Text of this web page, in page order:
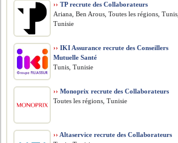
›› TP recrute des Collaborateurs
Ariana, Ben Arous, Toutes les régions, Tunis,
Tunisie
›› IKI Assurance recrute des Conseillers
Mutuelle Santé
Tunis, Tunisie
›› Monoprix recrute des Collaborateurs
Toutes les régions, Tunisie
›› Altaservice recrute des Collaborateurs